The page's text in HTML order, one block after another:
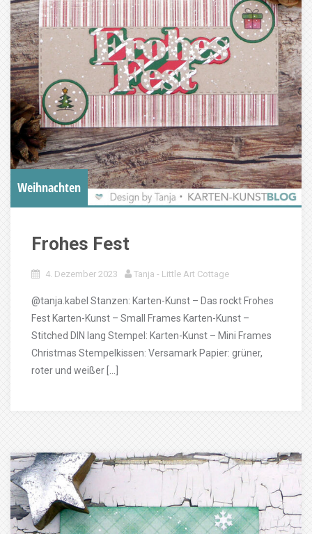
Weihnachten
Frohes Fest
4. Dezember 2023 Tanja - Little Art Cottage
@tanja.kabel Stanzen: Karten-Kunst – Das rockt Frohes
Fest Karten-Kunst – Small Frames Karten-Kunst –
Stitched DIN lang Stempel: Karten-Kunst – Mini Frames
Christmas Stempelkissen: Versamark Papier: grüner,
roter und weißer […]